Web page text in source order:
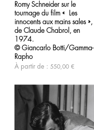
a
plusieurs
variations.
Les
options
peuvent
être
choisies
sur
produit
Romy Schneider sur le
tournage du film « Les
innocents aux mains sales »,
de Claude Chabrol, en
1974.
© Giancarlo Botti/Gamma-
Rapho
À partir de : 550,00 €